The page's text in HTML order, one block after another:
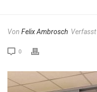
Von Felix Ambrosch Verfasst
0